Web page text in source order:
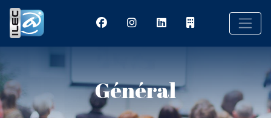
Général